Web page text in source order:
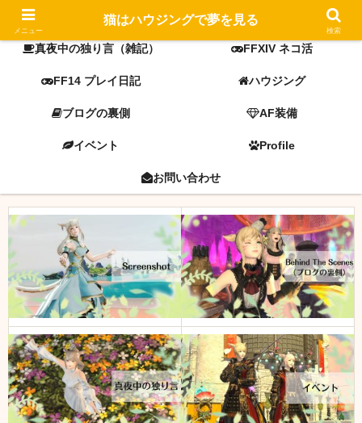
FF14 screenshot ミラプリ
真夜中の独り言（雑記） FFXIV ネコ活
FF14 プレイ日記 ハウジング
ブログの裏側 AF装備
イベント Profile
お問い合わせ
メニュー
猫はハウジングで夢を見る
検索